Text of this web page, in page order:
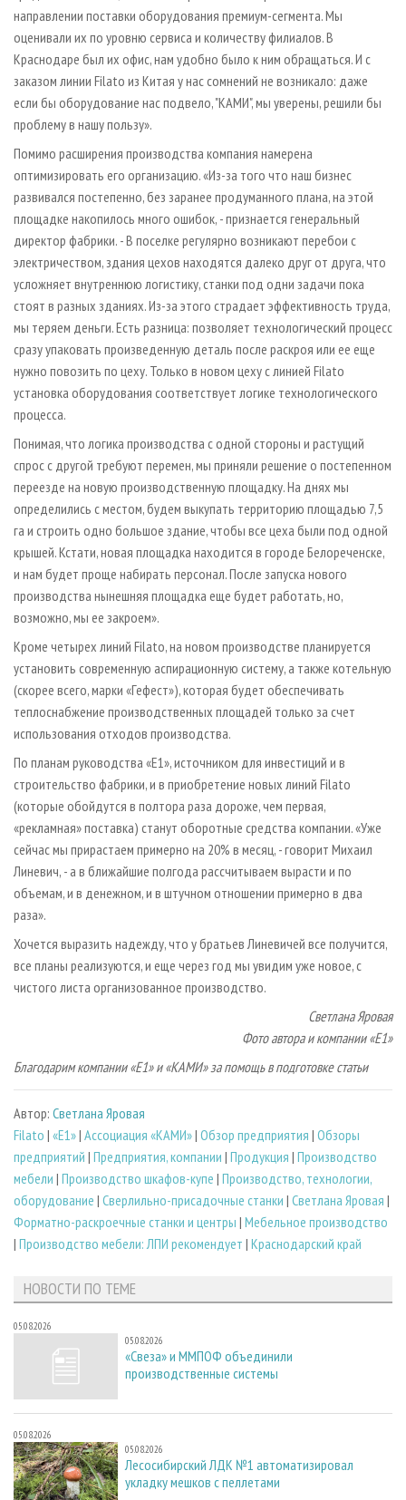
направлении поставки оборудования премиум-сегмента. Мы
оценивали их по уровню сервиса и количеству филиалов. В
Краснодаре был их офис, нам удобно было к ним обращаться. И с
заказом линии Filato из Китая у нас сомнений не возникало: даже
если бы оборудование нас подвело, "КАМИ", мы уверены, решили бы
проблему в нашу пользу».
Помимо расширения производства компания намерена
оптимизировать его организацию. «Из-за того что наш бизнес
развивался постепенно, без заранее продуманного плана, на этой
площадке накопилось много ошибок, - признается генеральный
директор фабрики. - В поселке регулярно возникают перебои с
электричеством, здания цехов находятся далеко друг от друга, что
усложняет внутреннюю логистику, станки под одни задачи пока
стоят в разных зданиях. Из-за этого страдает эффективность труда,
мы теряем деньги. Есть разница: позволяет технологический процесс
сразу упаковать произведенную деталь после раскроя или ее еще
нужно повозить по цеху. Только в новом цеху с линией Filato
установка оборудования соответствует логике технологического
процесса.
Понимая, что логика производства с одной стороны и растущий
спрос с другой требуют перемен, мы приняли решение о постепенном
переезде на новую производственную площадку. На днях мы
определились с местом, будем выкупать территорию площадью 7,5
га и строить одно большое здание, чтобы все цеха были под одной
крышей. Кстати, новая площадка находится в городе Белореченске,
и нам будет проще набирать персонал. После запуска нового
производства нынешняя площадка еще будет работать, но,
возможно, мы ее закроем».
Кроме четырех линий Filato, на новом производстве планируется
установить современную аспирационную систему, а также котельную
(скорее всего, марки «Гефест»), которая будет обеспечивать
теплоснабжение производственных площадей только за счет
использования отходов производства.
По планам руководства «Е1», источником для инвестиций и в
строительство фабрики, и в приобретение новых линий Filato
(которые обойдутся в полтора раза дороже, чем первая,
«рекламная» поставка) станут оборотные средства компании. «Уже
сейчас мы прирастаем примерно на 20% в месяц, - говорит Михаил
Линевич, - а в ближайшие полгода рассчитываем вырасти и по
объемам, и в денежном, и в штучном отношении примерно в два
раза».
Хочется выразить надежду, что у братьев Линевичей все получится,
все планы реализуются, и еще через год мы увидим уже новое, с
чистого листа организованное производство.
Светлана Яровая
Фото автора и компании «Е1»
Благодарим компании «Е1» и «КАМИ» за помощь в подготовке статьи
Автор: Светлана Яровая
Filato | «Е1»| Ассоциация «КАМИ»| Обзор предприятия | Обзоры
предприятий | Предприятия, компании | Продукция | Производство
мебели | Производство шкафов-купе | Производство, технологии,
оборудование | Сверлильно-присадочные станки | Светлана Яровая |
Форматно-раскроечные станки и центры | Мебельное производство
| Производство мебели: ЛПИ рекомендует | Краснодарский край
НОВОСТИ ПО ТЕМЕ
05.08.2026
05.08.2026
«Свеза» и ММПОФ объединили
производственные системы
05.08.2026
05.08.2026
Лесосибирский ЛДК №1 автоматизировал
укладку мешков с пеллетами